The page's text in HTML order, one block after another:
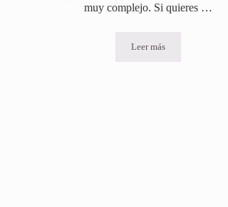
muy complejo. Si quieres …
Leer más
Abogado